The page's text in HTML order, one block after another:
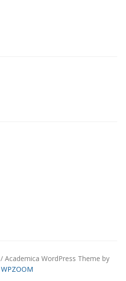
/ Academica WordPress Theme by
WPZOOM